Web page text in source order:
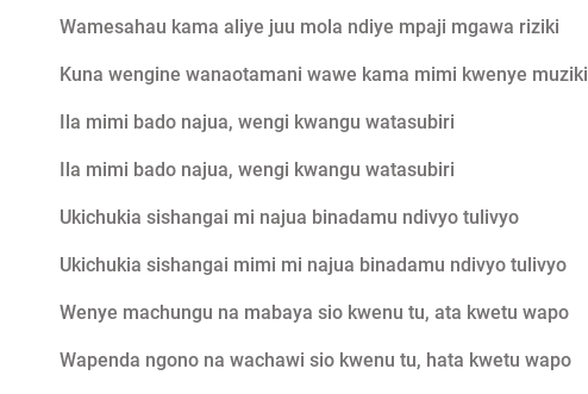
Wamesahau kama aliye juu mola ndiye mpaji mgawa riziki
Kuna wengine wanaotamani wawe kama mimi kwenye muziki
Ila mimi bado najua, wengi kwangu watasubiri
Ila mimi bado najua, wengi kwangu watasubiri
Ukichukia sishangai mi najua binadamu ndivyo tulivyo
Ukichukia sishangai mimi mi najua binadamu ndivyo tulivyo
Wenye machungu na mabaya sio kwenu tu, ata kwetu wapo
Wapenda ngono na wachawi sio kwenu tu, hata kwetu wapo